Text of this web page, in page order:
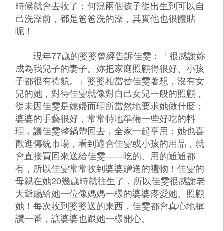
時候就會去收了；何況兩個孩子從出生到可以自
己洗澡前，都是爸爸洗的澡，其實他也很體貼
呢！
現年77歲的婆婆曾經告訴佳雯：「很感謝妳
成為我兒子的妻子。妳把家庭照顧得很好、小孩
子都很有禮貌。」婆婆相當替佳雯著想，沒有女
兒的她，對待佳雯就像對自己女兒一般的照顧，
從未因佳雯是媳婦而理所當然地要求她做什麼；
婆婆的手藝很好，常常特地準備一些好吃的料
理，讓佳雯整鍋帶回去，全家一起享用；她也喜
歡逛傳統市場，看到適合佳雯或小孩的用品，就
會直接買回來送給佳雯——吃的、用的通通都
有，所以佳雯常常收到婆婆贈送的禮物！佳雯的
母親在她20幾歲時就往生了，所以佳雯很感謝老
天爺賜給她一位像媽媽一樣的婆婆疼愛她、照顧
她！每次收到婆婆送的東西，佳雯都會真心地稱
讚一番，讓婆婆也跟她一樣開心。